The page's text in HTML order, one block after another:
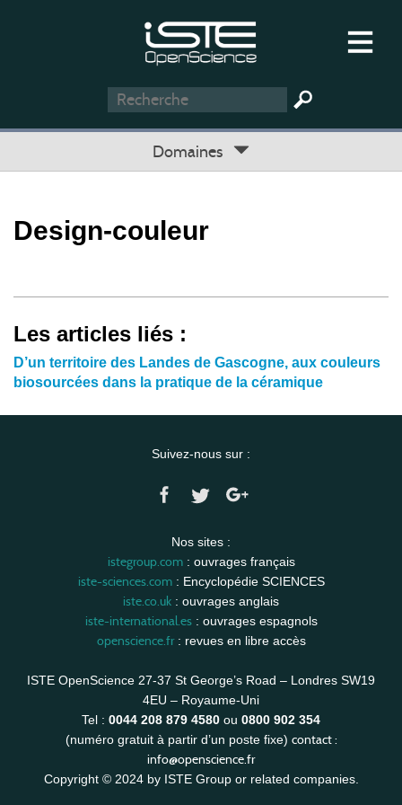
Domaines
Design-couleur
Les articles liés :
D’un territoire des Landes de Gascogne, aux couleurs
biosourcées dans la pratique de la céramique
Suivez-nous sur :
Nos sites :
istegroup.com: ouvrages français
iste-sciences.com: Encyclopédie SCIENCES
iste.co.uk : ouvrages anglais
iste-international.es: ouvrages espagnols
openscience.fr: revues en libre accès
ISTE OpenScience 27-37 St George’s Road – Londres SW19
4EU – Royaume-Uni
Tel : 0044 208 879 4580 ou 0800 902 354
(numéro gratuit à partir d’un poste fixe) contact :
info@openscience.fr
Copyright © 2024 by ISTE Group or related companies.